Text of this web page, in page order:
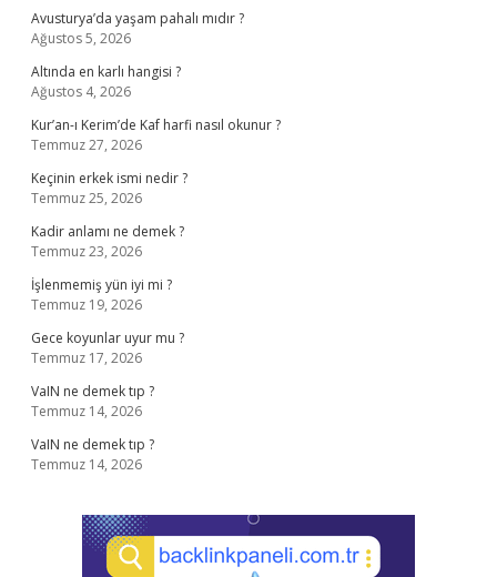
Avusturya’da yaşam pahalı mıdır ?
Ağustos 5, 2026
Altında en karlı hangisi ?
Ağustos 4, 2026
Kur’an-ı Kerim’de Kaf harfi nasıl okunur ?
Temmuz 27, 2026
Keçinin erkek ismi nedir ?
Temmuz 25, 2026
Kadir anlamı ne demek ?
Temmuz 23, 2026
İşlenmemiş yün iyi mi ?
Temmuz 19, 2026
Gece koyunlar uyur mu ?
Temmuz 17, 2026
VaIN ne demek tıp ?
Temmuz 14, 2026
VaIN ne demek tıp ?
Temmuz 14, 2026